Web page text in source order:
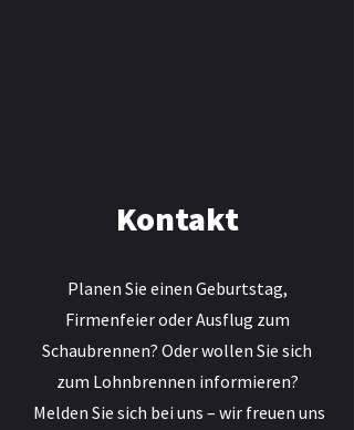
Kontakt
Planen Sie einen Geburtstag,
Firmenfeier oder Ausflug zum
Schaubrennen? Oder wollen Sie sich
zum Lohnbrennen informieren?
Melden Sie sich bei uns – wir freuen uns